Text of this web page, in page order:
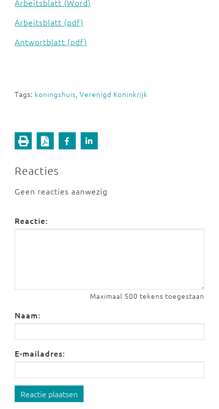
Arbeitsblatt (Word)
Arbeitsblatt (pdf)
Antwortblatt (pdf)
Tags: koningshuis, Verenigd Koninkrijk
Reacties
Geen reacties aanwezig
Reactie:
Maximaal 500 tekens toegestaan
Naam:
E-mailadres:
Reactie plaatsen